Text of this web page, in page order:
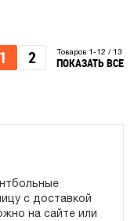
1 2 Товаров 1-12 / 13
ПОКАЗАТЬ ВСЕ
с доставкой
на сайте или